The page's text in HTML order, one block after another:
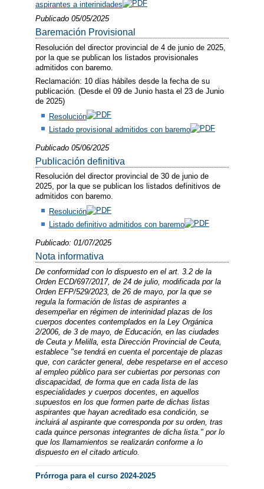
aspirantes a interinidades
Publicado 05/05/2025
Baremación Provisional
Resolución del director provincial de 4 de junio de 2025,
por la que se publican los listados provisionales
admitidos con baremo.
Reclamación: 10 días hábiles desde la fecha de su
publicación. (Desde el 09 de Junio hasta el 23 de Junio
de 2025)
Resolución
Listado provisional admitidos con baremo
Publicado 05/06/2025
Publicación definitiva
Resolución del director provincial de 30 de junio de
2025, por la que se publican los listados definitivos de
admitidos con baremo.
Resolución
Listado definitivo admitidos con baremo
Publicado: 01/07/2025
Nota informativa
De conformidad con lo dispuesto en el art. 3.2 de la
Orden ECD/697/2017, de 24 de julio, modificada por la
Orden EFP/529/2023, de 26 de mayo, por la que se
regula la formación de listas de aspirantes a
desempeñar en régimen de interinidad plazas de los
cuerpos docentes contemplados en la Ley Orgánica
2/2006, de 3 de mayo, de Educación, en las ciudades
de Ceuta y Melilla, esta Dirección Provincial de Ceuta,
establece "se tendrá en cuenta el porcentaje de plazas
que, con carácter general, debe respetarse en el acceso
al empleo público para ser cubiertas por personas con
discapacidad, de forma que en cada lista de las
especialidades y cuerpos docentes, en aquellos
supuestos en los que formen parte de dichas listas
aspirantes que hayan acreditado esa condición, se
incluirá al aspirante que corresponda por su orden, tras
cada quince personas integrantes de dicha lista." por lo
que los llamamientos se realizarán conforme a lo
dispuesto en el citado articulo.
Prórroga para el curso 2024-2025